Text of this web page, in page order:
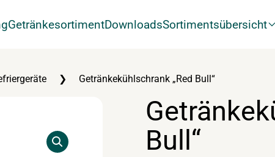
GetränkesortimentDownloadsSortimentsübersicht
Getränkekühlschrank „Red Bull“
Bull“